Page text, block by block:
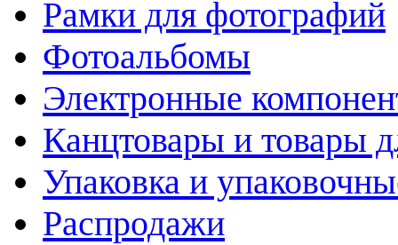
Рамки для фотографий
Фотоальбомы
Электронные
Канцтовары и товары
Упаковка и
Распродажи